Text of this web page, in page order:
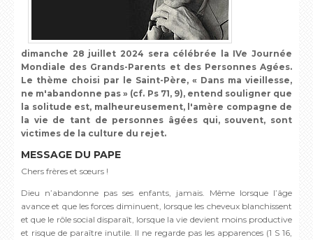
dimanche 28 juillet 2024 sera célébrée la IVe Journée
Mondiale des Grands-Parents et des Personnes Agées.
Le thème choisi par le Saint-Père, « Dans ma vieillesse,
ne m'abandonne pas » (cf. Ps 71, 9), entend souligner que
la solitude est, malheureusement, l'amère compagne de
la vie de tant de personnes âgées qui, souvent, sont
victimes de la culture du rejet.
MESSAGE DU PAPE
Chers frères et sœurs !
Dieu n’abandonne pas ses enfants, jamais. Même lorsque l’âge
avance et que les forces diminuent, lorsque les cheveux blanchissent
et que le rôle social disparaît, lorsque la vie devient moins productive
et risque de paraître inutile. Il ne regarde pas les apparences (1 S 16,